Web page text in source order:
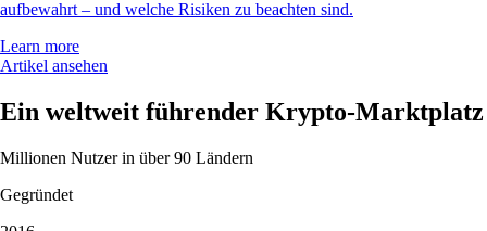
aufbewahrt – und welche Risiken zu beachten sind.
Learn more
Artikel ansehen
Ein weltweit führender Krypto-Marktplatz
Millionen Nutzer in über 90 Ländern
Gegründet